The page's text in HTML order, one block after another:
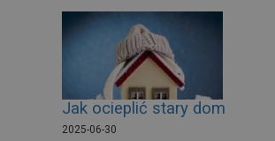
Jak ocieplić stary dom
2025-06-30